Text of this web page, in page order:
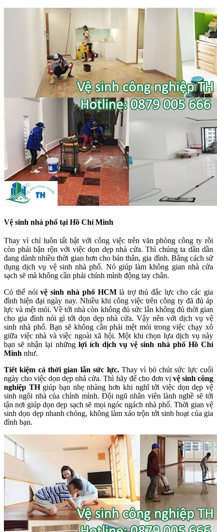
Vệ sinh nhà phố tại Hồ Chí Minh
Thay vì chỉ luôn tất bật với công việc trên văn phòng công ty rồi
còn phải bận rộn với việc dọn dẹp nhà cửa. Thì chúng ta dần dần
đang dành nhiều thời gian hơn cho bản thân, gia đình. Bằng cách sử
dụng dịch vụ vệ sinh nhà phố. Nó giúp làm không gian nhà cửa
sạch sẽ mà không cần phải chính mình động tay chân.
Có thể nói vệ sinh nhà phố HCMlà trợ thủ đắc lực cho các gia
đình hiện đại ngày nay. Nhiều khi công việc trên công ty đã đủ áp
lực và mệt mỏi. Về tới nhà còn không đủ sức lẫn không đủ thời gian
cho gia đình nói gì tới dọn dẹp nhà cửa. Vậy nên với dịch vụ vệ
sinh nhà phố. Bạn sẽ không cần phải mệt mỏi trong việc chạy xô
giữa việc nhà và việc ngoài xã hội. Một khi chọn lựa dịch vụ này
bạn sẽ nhận lại những lợi ích dịch vụ vệ sinh nhà phố Hồ Chí
Minh như.
Tiết kiệm cả thời gian lẫn sức lực.Thay vì bỏ chút sức lực cuối
ngày cho việc dọn dẹp nhà cửa. Thì hãy để cho đơn vị vệ sinh công
nghiệp THgiúp bạn nhẹ nhàng hơn khi nghĩ tới việc dọn dẹp vệ
sinh ngôi nhà của chính mình. Đội ngũ nhân viên lành nghề sẽ tới
tận nơi giúp dọn dẹp sạch sẽ mọi ngóc ngách nhà phố. Thời gian vệ
sinh dọn dẹp nhanh chóng, không làm xáo trộn tới sinh hoạt của gia
đình bạn.